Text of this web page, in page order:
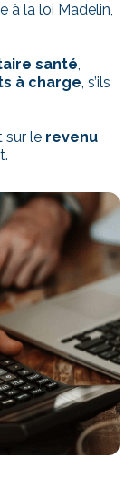
à la loi Madelin,
santé,
à charge, s’ils
sur le revenu